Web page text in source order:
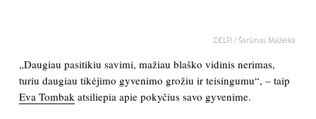
POLITIKA
KULTŪRA
DELFI / Šarūnas Mažeika
„Daugiau pasitikiu savimi, mažiau blaško vidinis nerimas,
turiu daugiau tikėjimo gyvenimo grožiu ir teisingumu“, – taip
Eva Tombak atsiliepia apie pokyčius savo gyvenime.